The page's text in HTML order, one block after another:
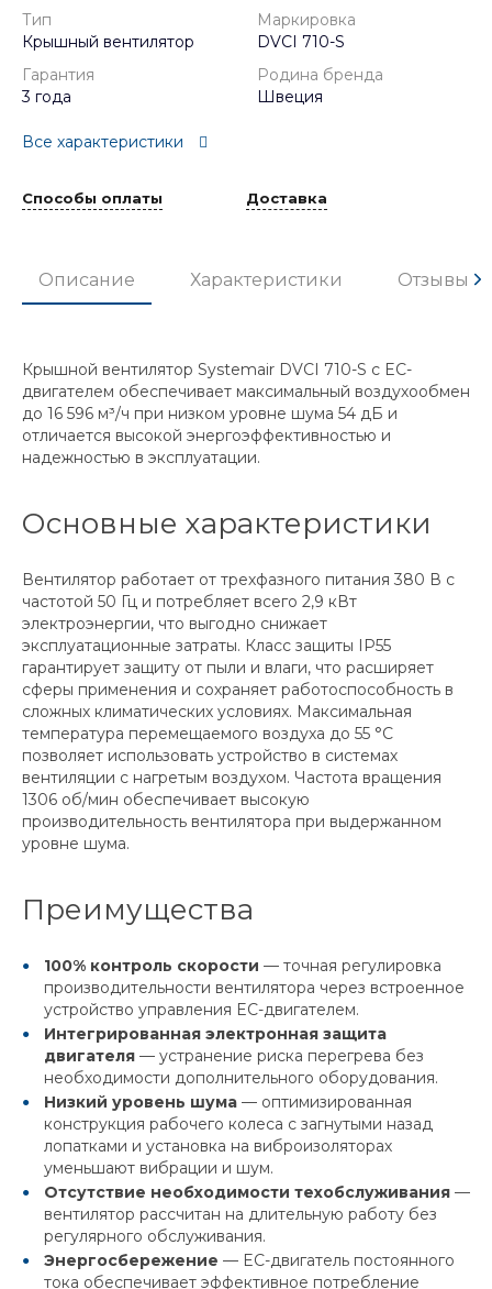
Тип
Крышный вентилятор
Маркировка
DVCI 710-S
Гарантия
3 года
Родина бренда
Швеция
Все характеристики
Способы оплаты Доставка
Описание Характеристики Отзывы
Крышной вентилятор Systemair DVCI 710-S с EC-
двигателем обеспечивает максимальный воздухообмен
до 16 596 м³/ч при низком уровне шума 54 дБ и
отличается высокой энергоэффективностью и
надежностью в эксплуатации.
Основные характеристики
Вентилятор работает от трехфазного питания 380 В с
частотой 50 Гц и потребляет всего 2,9 кВт
электроэнергии, что выгодно снижает
эксплуатационные затраты. Класс защиты IP55
гарантирует защиту от пыли и влаги, что расширяет
сферы применения и сохраняет работоспособность в
сложных климатических условиях. Максимальная
температура перемещаемого воздуха до 55 °С
позволяет использовать устройство в системах
вентиляции с нагретым воздухом. Частота вращения
1306 об/мин обеспечивает высокую
производительность вентилятора при выдержанном
уровне шума.
Преимущества
100% контроль скорости — точная регулировка
производительности вентилятора через встроенное
устройство управления EC-двигателем.
Интегрированная электронная защита
двигателя — устранение риска перегрева без
необходимости дополнительного оборудования.
Низкий уровень шума — оптимизированная
конструкция рабочего колеса с загнутыми назад
лопатками и установка на виброизоляторах
уменьшают вибрации и шум.
Отсутствие необходимости техобслуживания —
вентилятор рассчитан на длительную работу без
регулярного обслуживания.
Энергосбережение — EC-двигатель постоянного
тока обеспечивает эффективное потребление